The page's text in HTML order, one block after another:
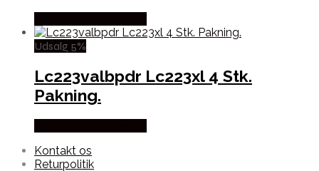
Udsalg 5%
Lc223valbpdr Lc223xl 4 Stk.
Pakning.
Kontakt os
Returpolitik